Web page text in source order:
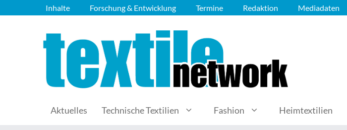
Inhalte Forschung & Entwicklung Termine Redaktion Mediadaten
Aktuelles Technische Textilien Fashion Heimtextilien